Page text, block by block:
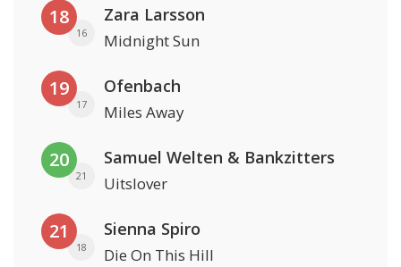
18
16
Zara Larsson
Midnight Sun
19
17
Ofenbach
Miles Away
20
21
Samuel Welten & Bankzitters
Uitslover
21
18
Sienna Spiro
Die On This Hill